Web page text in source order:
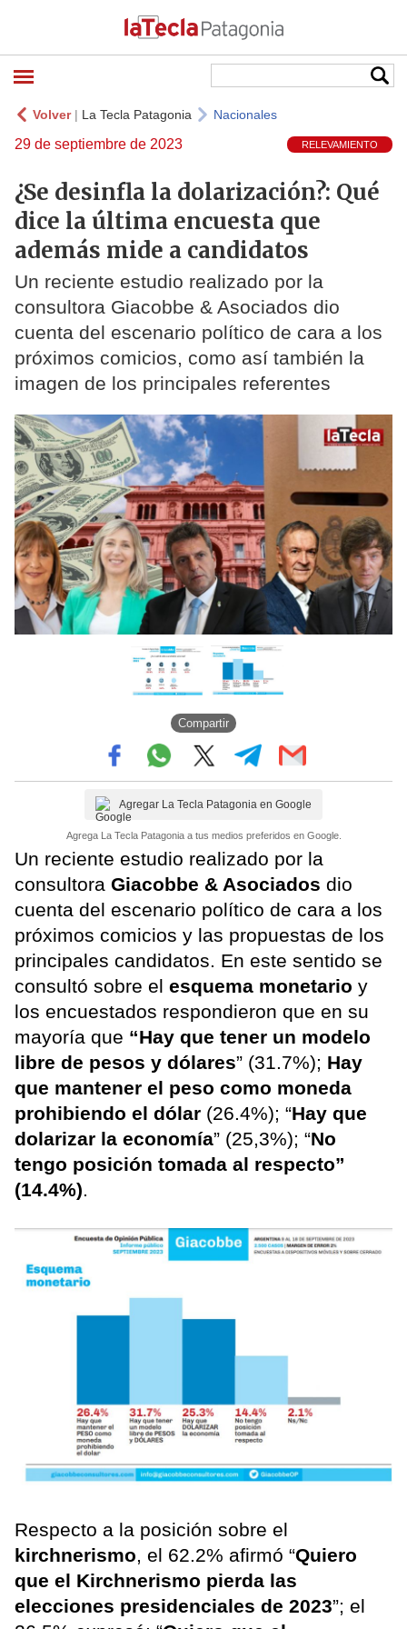
Volver| La Tecla Patagonia Nacionales
29 de septiembre de 2023 RELEVAMIENTO
¿Se desinfla la dolarización?: Qué
dice la última encuesta que
además mide a candidatos
Un reciente estudio realizado por la
consultora Giacobbe & Asociados dio
cuenta del escenario político de cara a los
próximos comicios, como así también la
imagen de los principales referentes
Compartir
Agregar La Tecla Patagonia en Google
Agrega La Tecla Patagonia a tus medios preferidos en Google.
Un reciente estudio realizado por la
consultora Giacobbe & Asociados dio
cuenta del escenario político de cara a los
próximos comicios y las propuestas de los
principales candidatos. En este sentido se
consultó sobre el esquema monetario y
los encuestados respondieron que en su
mayoría que “Hay que tener un modelo
libre de pesos y dólares” (31.7%); Hay
que mantener el peso como moneda
prohibiendo el dólar (26.4%); “Hay que
dolarizar la economía” (25,3%); “No
tengo posición tomada al respecto”
(14.4%).
Respecto a la posición sobre el
kirchnerismo, el 62.2% afirmó “Quiero
que el Kirchnerismo pierda las
elecciones presidenciales de 2023”; el